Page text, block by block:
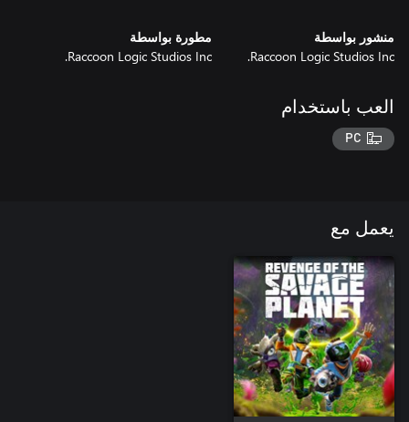
منشور بواسطة
Raccoon Logic Studios Inc.
مطورة بواسطة
Raccoon Logic Studios Inc.
العب باستخدام
PC
يعمل مع